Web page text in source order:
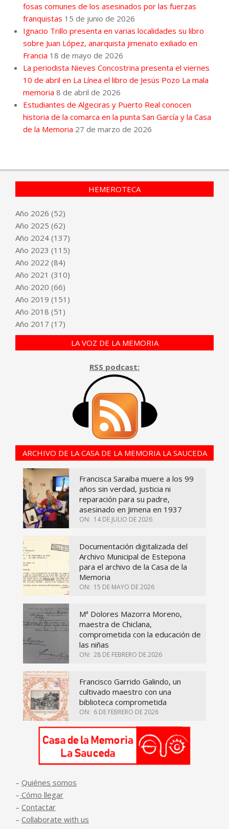
fosas comunes de los asesinados por las fuerzas
franquistas 15 de junio de 2026
Ignacio Trillo presenta en varias localidades su libro
sobre Juan López, anarquista jimenato exiliado en
Francia 18 de mayo de 2026
La periodista Nieves Concostrina presenta el viernes
10 de abril en La Línea el libro de Jesús Pozo La mala
memoria 8 de abril de 2026
Estudiantes de Algeciras y Puerto Real conocen
historia de la comarca en la punta San García y la Casa
de la Memoria 27 de marzo de 2026
HEMEROTECA
Año 2026 (52)
Año 2025 (62)
Año 2024 (137)
Año 2023 (115)
Año 2022 (84)
Año 2021 (310)
Año 2020 (66)
Año 2019 (151)
Año 2018 (51)
Año 2017 (17)
LA VOZ DE LA MEMORIA
RSS podcast:
ARCHIVO DE LA CASA DE LA MEMORIA LA SAUCEDA
Francisca Saraiba muere a los 99
años sin verdad, justicia ni
reparación para su padre,
asesinado en Jimena en 1937
ON: 14 DE JULIO DE 2026
Documentación digitalizada del
Archivo Municipal de Estepona
para el archivo de la Casa de la
Memoria
ON: 15 DE MAYO DE 2026
Mª Dolores Mazorra Moreno,
maestra de Chiclana,
comprometida con la educación de
las niñas
ON: 28 DE FEBRERO DE 2026
Francisco Garrido Galindo, un
cultivado maestro con una
biblioteca comprometida
ON: 6 DE FEBRERO DE 2026
– Quiénes somos
– Cómo llegar
– Contactar
– Collaborate with us